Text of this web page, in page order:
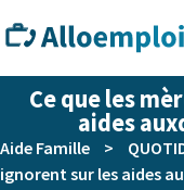
Ce que les
aides
Aide Famille >
ignorent sur les aides